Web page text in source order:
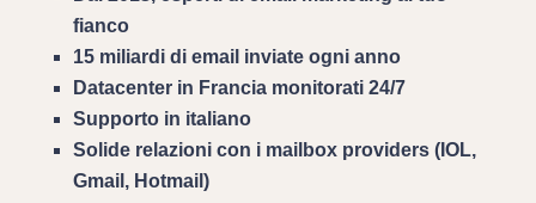
fianco
15 miliardi di email inviate ogni anno
Datacenter in Francia monitorati 24/7
Supporto in italiano
Solide relazioni con i mailbox providers (IOL,
Gmail, Hotmail)